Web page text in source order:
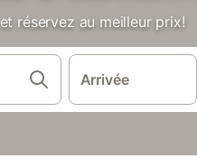
réservez au meilleur prix!
Arrivée